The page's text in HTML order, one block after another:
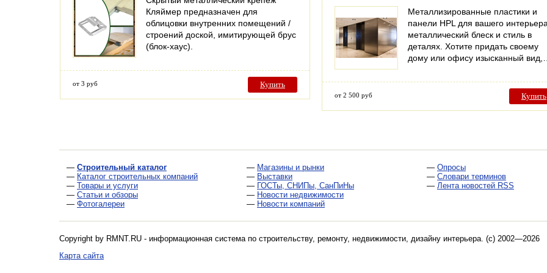
Кляймер предназначен для
облицовки внутренних помещений /
строений доской, имитирующей брус
(блок-хаус).
от 3 руб Купить
Металлизированные пластики и
панели HPL для вашего
металлический блеск и стиль в
деталях. Хотите придать своему
дому или офису изысканный
от 2 500 руб Купить
— Строительный каталог
— Каталог строительных компаний
— Товары и услуги
— Статьи и обзоры
— Фотогалереи
— Магазины и рынки
— Выставки
— ГОСТы, СНИПы, СанПиНы
— Новости недвижимости
— Новости компаний
— Опросы
— Словари терминов
— Лента новостей RSS
Copyright by RMNT.RU - информационная система по строительству, ремонту, недвижимости, дизайну интерьера. (c) 2002—2026
Карта сайта